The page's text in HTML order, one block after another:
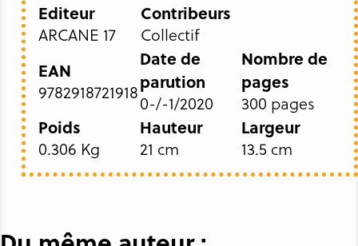
Editeur
ARCANE 17
Contribeurs
Collectif
EAN
9782918721918
Date de
parution
0-/-1/2020
Nombre de
pages
300 pages
Poids
0.306 Kg
Hauteur
21 cm
Largeur
13.5 cm